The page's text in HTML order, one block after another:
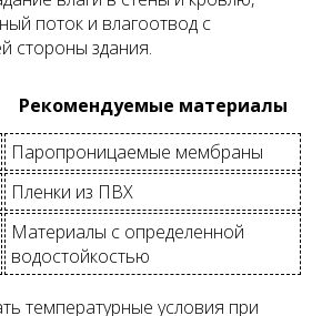
поток и влагоотвод с
стороны здания.
Рекомендуемые материалы
Паропроницаемые мембраны
Пленки из ПВХ
Материалы с определенной
водостойкостью
температурные условия при